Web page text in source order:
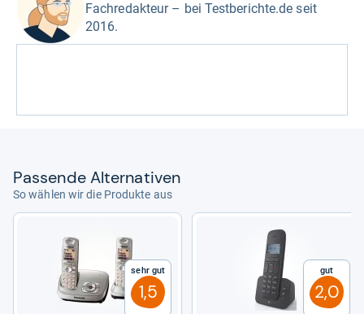
Fachredakteur – bei Testberichte.de seit
2016.
Pas­sende Alter­na­ti­ven
So wählen wir die Produkte aus
Sehr gut
1,5
Gut
2,0